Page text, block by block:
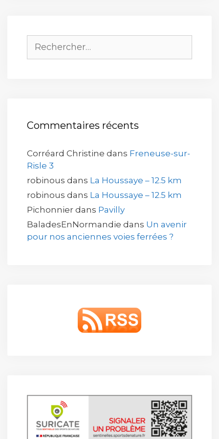
Rechercher :
Commentaires récents
Corréard Christine dans Freneuse-sur-
Risle 3
robinous dans La Houssaye – 12.5 km
robinous dans La Houssaye – 12.5 km
Pichonnier dans Pavilly
BaladesEnNormandie dans Un avenir
pour nos anciennes voies ferrées ?